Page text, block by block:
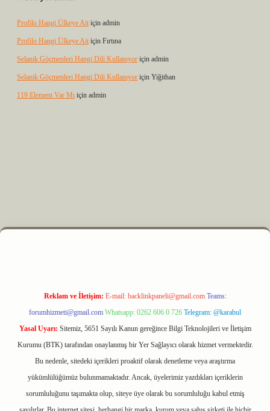
Profilo Hangi Ülkeye Ait için admin
Profilo Hangi Ülkeye Ait için Fırtına
Selanik Göçmenleri Hangi Dili Kullanıyor için admin
Selanik Göçmenleri Hangi Dili Kullanıyor için Yiğithan
119 Element Var Mı için admin
m elexbet
Reklam ve İletişim: E-mail: backlinkpaneli@gmail.com Teams:
forumhizmeti@gmail.com Whatsapp: 0262 606 0 726 Telegram: @karabul
Yasal Uyarı: Sitemiz, 5651 Sayılı Kanun gereğince Bilgi Teknolojileri ve İletişim
Kurumu (BTK) tarafından onaylanmış bir Yer Sağlayıcı olarak hizmet vermektedir.
Bu nedenle, sitedeki içerikleri proaktif olarak denetleme veya araştırma
yükümlülüğümüz bulunmamaktadır. Ancak, üyelerimiz yazdıkları içeriklerin
sorumluluğunu taşımakta olup, siteye üye olarak bu sorumluluğu kabul etmiş